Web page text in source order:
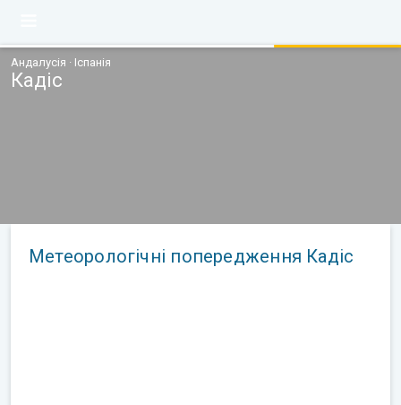
Андалусія · Іспанія
Кадіс
Метеорологічні попередження Кадіс